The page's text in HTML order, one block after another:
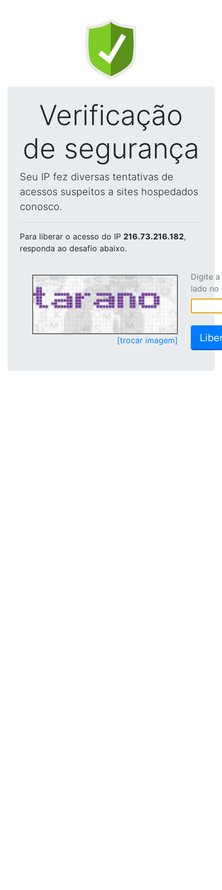
Verificação
de segurança
Seu IP fez diversas tentativas de
acessos suspeitos a sites hospedados
conosco.
Para liberar o acesso do IP 216.73.216.182,
responda ao desafio abaixo.
[trocar imagem]
Digite
lado no